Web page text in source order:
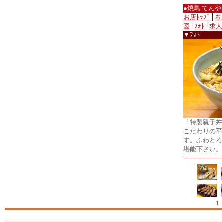
●焼鳥 てん
お店ﾄｯﾌﾟ
図
ﾌｫﾄ
求
▼ﾌｫﾄ
「特製親子
こだわりの
す。ふわと
堪能下さい。